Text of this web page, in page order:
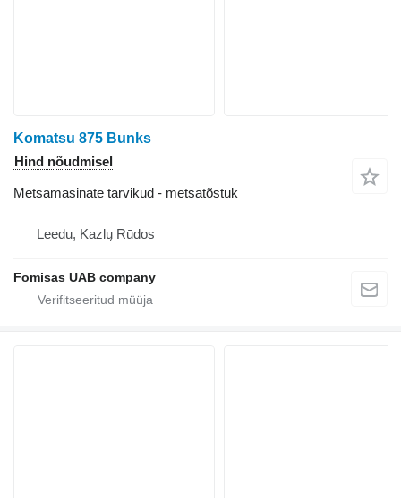
Komatsu 875 Bunks
Hind nõudmisel
Metsamasinate tarvikud - metsatõstuk
Leedu, Kazlų Rūdos
Fomisas UAB company